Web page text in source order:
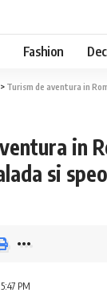
Fashion
> Turism de aventura in Romania:
in
si
PM